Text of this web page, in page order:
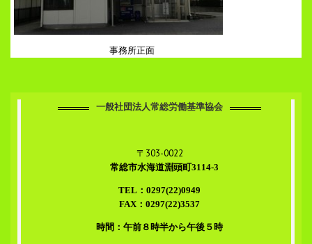
事務所正面
一般社団法人常総労働基準協会
〒303-0022
常総市水海道淵頭町3114-3
TEL：0297(22)0949
FAX：0297(22)3537
時間：午前８時半から午後５時